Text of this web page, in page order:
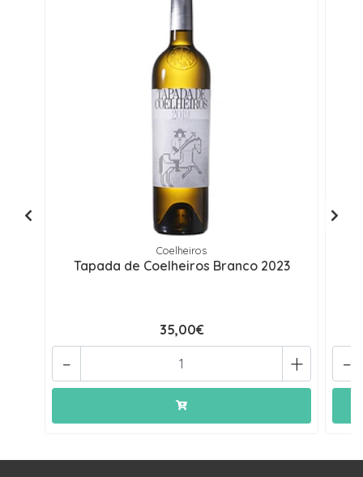
Coelheiros
Tapada de Coelheiros Branco 2023
35,00€
+
- -